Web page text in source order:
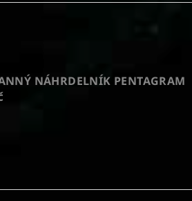
NÁHRDELNÍK PENTAGRAM